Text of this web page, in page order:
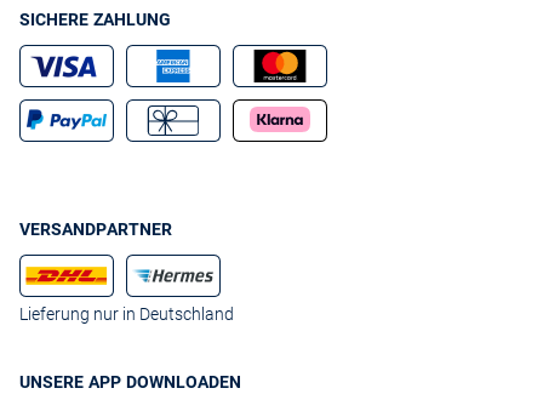
SICHERE ZAHLUNG
VERSANDPARTNER
Lieferung nur in Deutschland
UNSERE APP DOWNLOADEN